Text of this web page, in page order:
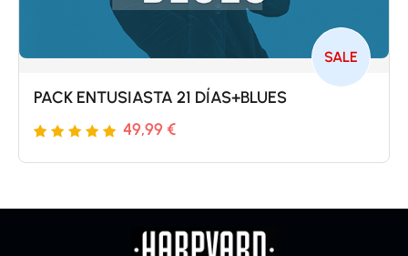
SALE
PACK ENTUSIASTA 21 DÍAS+BLUES
Valorado
5
valoraciones
49,99€